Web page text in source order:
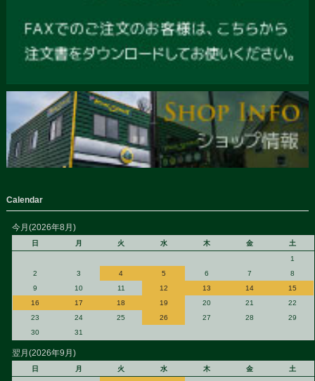
Calendar
今月(2026年8月)
日 月 火 水 木 金
土
1
2
3 4 5 6 7
8
9
10 11 12 13 14
15
16
17 18 19 20 21
22
23
24 25 26 27 28
29
30
31
翌月(2026年9月)
日 月 火 水 木 金
土